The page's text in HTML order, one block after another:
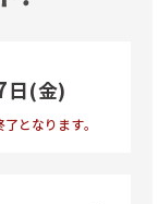
日(金)
となります。